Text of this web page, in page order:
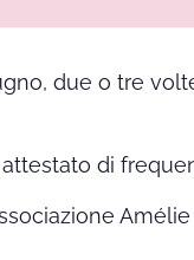
due o tre
di